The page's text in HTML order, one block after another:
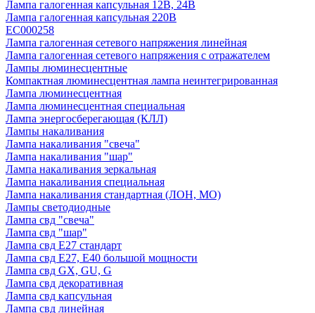
Лампа галогенная капсульная 12В, 24В
Лампа галогенная капсульная 220В
EC000258
Лампа галогенная сетевого напряжения линейная
Лампа галогенная сетевого напряжения с отражателем
Лампы люминесцентные
Компактная люминесцентная лампа неинтегрированная
Лампа люминесцентная
Лампа люминесцентная специальная
Лампа энергосберегающая (КЛЛ)
Лампы накаливания
Лампа накаливания "свеча"
Лампа накаливания "шар"
Лампа накаливания зеркальная
Лампа накаливания специальная
Лампа накаливания стандартная (ЛОН, МО)
Лампы светодиодные
Лампа свд "свеча"
Лампа свд "шар"
Лампа свд E27 стандарт
Лампа свд E27, Е40 большой мощности
Лампа свд GX, GU, G
Лампа свд декоративная
Лампа свд капсульная
Лампа свд линейная